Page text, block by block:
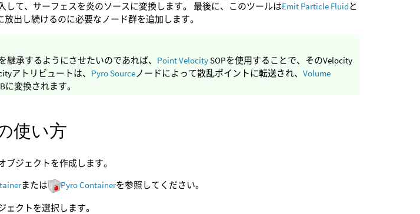
して、サーフェスを炎のソースに変換します。 最後に、このツールはEmit Particle Fluidと
出し続けるのに必要なノード群を追加します。
承するようにさせたいのであれば、 Point VelocitySOPを使用することで、そのVelocity
アトリビュートは、 Pyro Sourceノードによって散乱ポイントに転送され、Volume
に変換されます。
使い方
ジェクトを作成します。
または Pyro Containerを参照してください。
クトを選択します。